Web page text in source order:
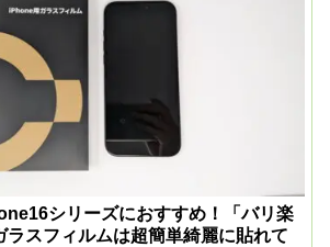
シリーズにおすすめ！「バリ楽
ラスフィルムは超簡単綺麗に貼れて